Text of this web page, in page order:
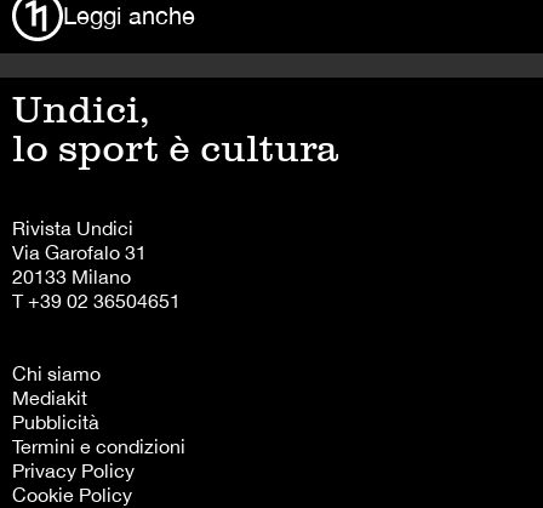
Leggi anche
Undici,
lo sport è cultura
Rivista Undici
Via Garofalo 31
20133 Milano
T +39 02 36504651
Chi siamo
Mediakit
Pubblicità
Termini e condizioni
Privacy Policy
Cookie Policy